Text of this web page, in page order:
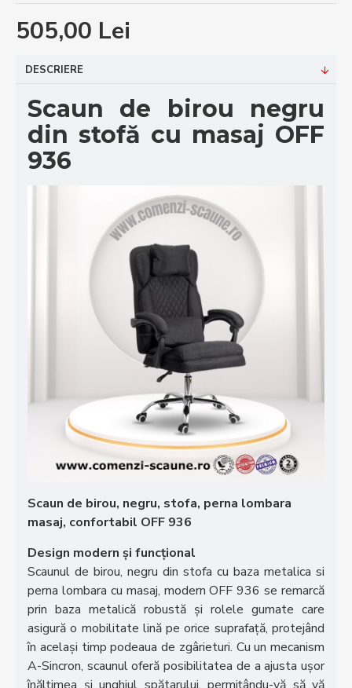
505,00 Lei
DESCRIERE
Scaun de birou negru
din stofă cu masaj OFF
936
Scaun de birou, negru, stofa, perna lombara
masaj, confortabil OFF 936
Design modern și funcțional
Scaunul de birou, negru din stofa cu baza metalica si
perna lombara cu masaj, modern OFF 936 se remarcă
prin baza metalică robustă și rolele gumate care
asigură o mobilitate lină pe orice suprafață, protejând
în același timp podeaua de zgârieturi. Cu un mecanism
A-Sincron, scaunul oferă posibilitatea de a ajusta ușor